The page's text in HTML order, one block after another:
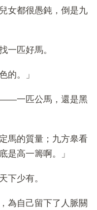
女都很愚鈍，倒是九
一匹好馬。
的。」
一匹公馬，還是黑
馬的質量；九方皋看
是高一籌啊。」
下少有。
為自己留下了人脈關